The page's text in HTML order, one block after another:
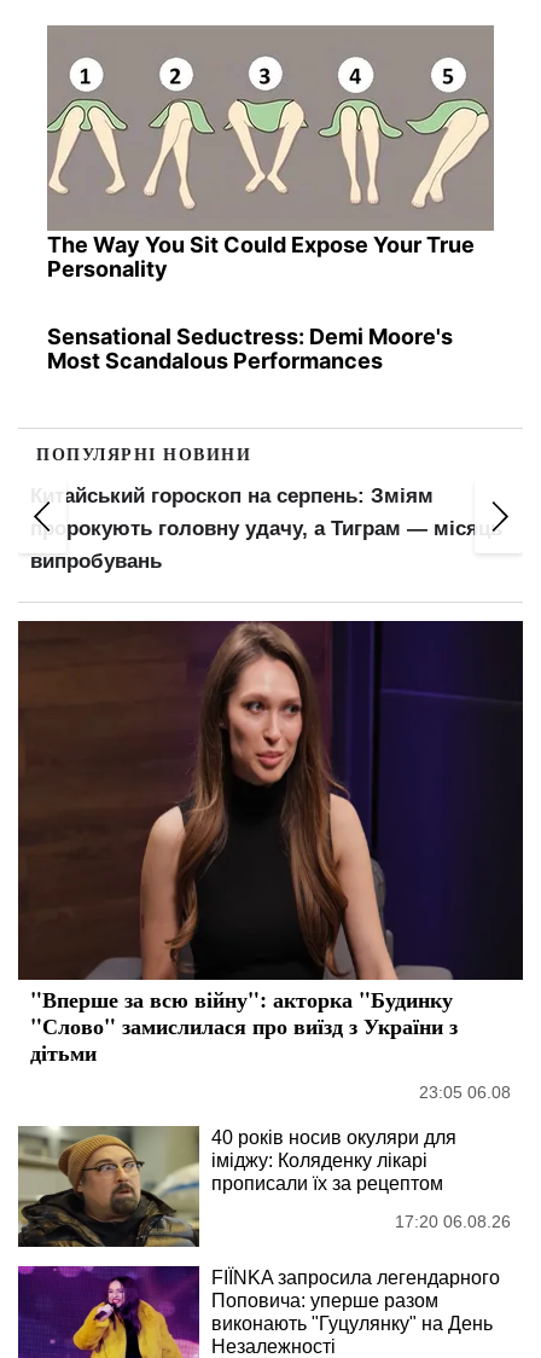
The Way You Sit Could Expose Your True
Personality
Sensational Seductress: Demi Moore's
Most Scandalous Performances
ПОПУЛЯРНІ НОВИНИ
Пенсіонери відчують прибавку в гаманцях:
ПФУ оновив важливий показник для
розрахунку виплат
"Вперше за всю війну": акторка "Будинку
"Слово" замислилася про виїзд з України з
дітьми
23:05 06.08
40 років носив окуляри для
іміджу: Коляденку лікарі
прописали їх за рецептом
17:20 06.08.26
FIÏNKA запросила легендарного
Поповича: уперше разом
виконають "Гуцулянку" на День
Незалежності